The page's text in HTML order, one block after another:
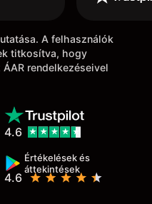
A felhasználók
titkosítva, hogy
rendelkezéseivel
Értékelések és
áttekintések
4.6
4.6